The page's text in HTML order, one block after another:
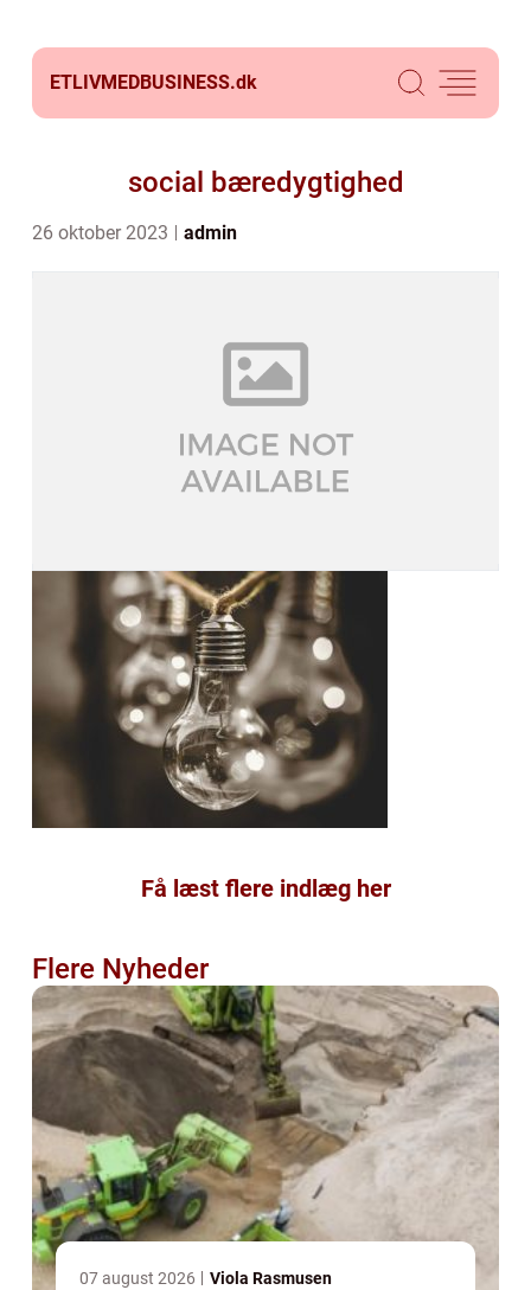
ETLIVMEDBUSINESS.dk
social bæredygtighed
26 oktober 2023 admin
Få læst flere indlæg her
Flere Nyheder
07 august 2026 Viola Rasmusen